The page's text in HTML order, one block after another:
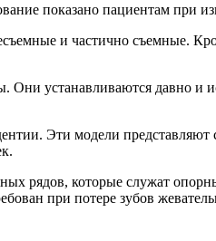
показано пациентам при
и частично съемные.
устанавливаются давно и
Эти модели
рядов, которые служат
при потере зубов